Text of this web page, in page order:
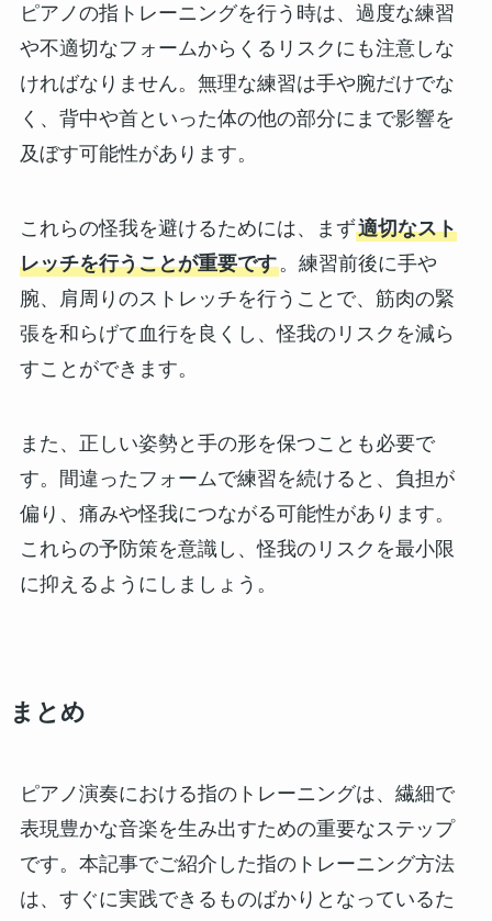
ピアノの指トレーニングを行う時は、過度な練習
や不適切なフォームからくるリスクにも注意しな
ければなりません。無理な練習は手や腕だけでな
く、背中や首といった体の他の部分にまで影響を
及ぼす可能性があります。
これらの怪我を避けるためには、まず適切なスト
レッチを行うことが重要です。練習前後に手や
腕、肩周りのストレッチを行うことで、筋肉の緊
張を和らげて血行を良くし、怪我のリスクを減ら
すことができます。
また、正しい姿勢と手の形を保つことも必要で
す。間違ったフォームで練習を続けると、負担が
偏り、痛みや怪我につながる可能性があります。
これらの予防策を意識し、怪我のリスクを最小限
に抑えるようにしましょう。
まとめ
ピアノ演奏における指のトレーニングは、繊細で
表現豊かな音楽を生み出すための重要なステップ
です。本記事でご紹介した指のトレーニング方法
は、すぐに実践できるものばかりとなっているた